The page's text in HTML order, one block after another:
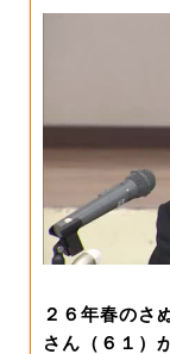
２６年春のさ
さん（６１）